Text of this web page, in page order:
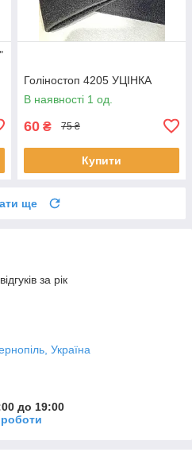
Голіностоп 4205 УЦІНКА
В наявності 1 од.
60 ₴ 75 ₴
Купити
ще
за рік
Україна
до 19:00